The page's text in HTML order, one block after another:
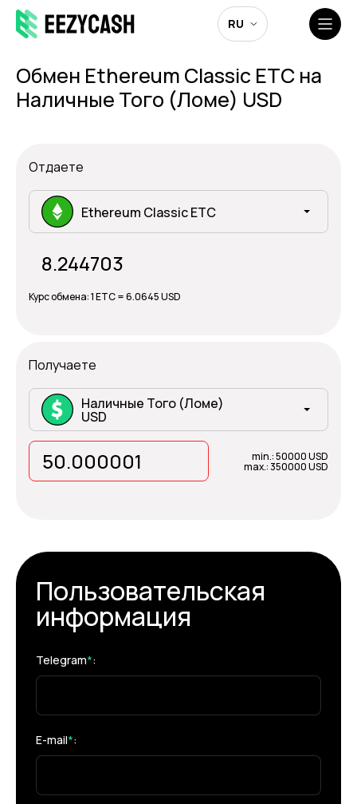
RU
Обмен Ethereum Classic ETC на
Наличные Того (Ломе) USD
Отдаете
Ethereum Classic ETC
Курс обмена:1 ETC = 6.0645 USD
Получаете
Наличные Того (Ломе)
USD
min.: 50000 USD
max.: 350000 USD
Пользовательская
информация
Telegram*:
E-mail*: